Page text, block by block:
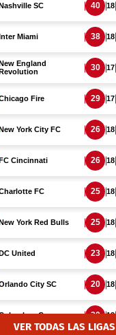
VER TODAS LAS LIGAS